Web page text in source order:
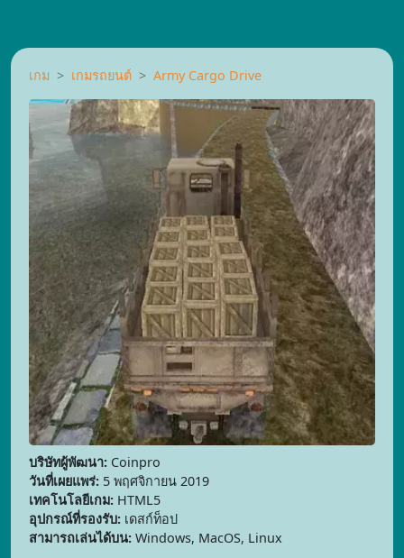
เกม เกมรถยนต์ Army Cargo Drive
บริษัทผู้พัฒนา: Coinpro
วันที่เผยแพร่: 5 พฤศจิกายน 2019
เทคโนโลยีเกม: HTML5
อุปกรณ์ที่รองรับ: เดสก์ท็อป
สามารถเล่นได้บน: Windows, MacOS, Linux